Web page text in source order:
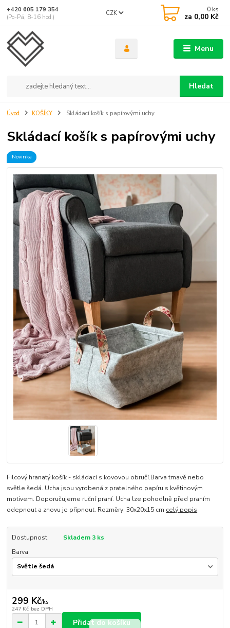
Menu
CZK
Hledat
+420 605 179 354
(Po-Pá, 8-16 hod.)
0 ks
za 0,00 Kč
Úvod KOŠÍKY Skládací košík s papírovými uchy
Skládací košík s papírovými uchy
Novinka
Filcový hranatý košík - skládací s kovovou obručí.Barva tmavě nebo
světle šedá. Ucha jsou vyrobená z pratelného papíru s květinovým
motivem. Doporučujeme ruční praní. Ucha lze pohodlně před praním
odepnout a znovu je připnout. Rozměry: 30x20x15 cm celý popis
Dostupnost
Skladem 3 ks
Barva
299 Kč/ks
247 Kč bez DPH
Přidat do košíku